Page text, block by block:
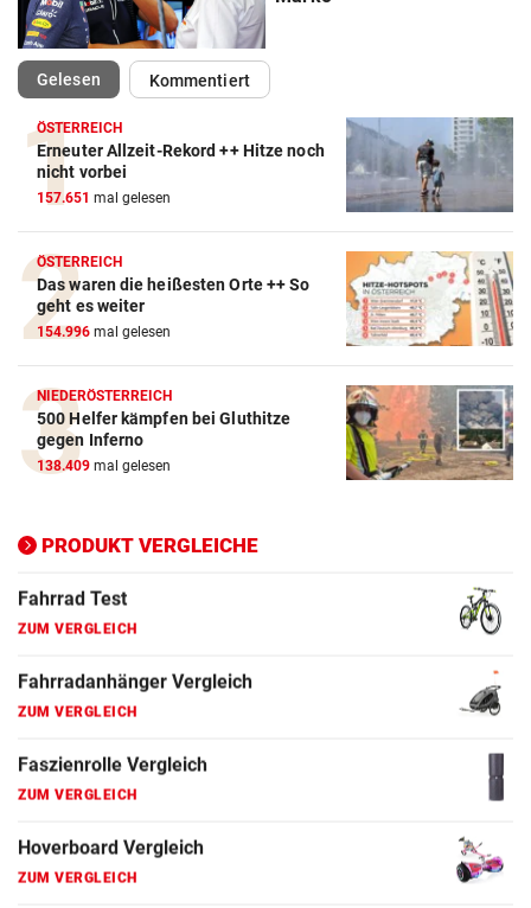
Gelesen(ausgewählt)Kommentiert
ÖSTERREICH
Erneuter Allzeit-Rekord ++ Hitze noch
nicht vorbei
157.651 mal gelesen
ÖSTERREICH
Das waren die heißesten Orte ++ So
geht es weiter
154.996 mal gelesen
NIEDERÖSTERREICH
500 Helfer kämpfen bei Gluthitze
gegen Inferno
138.409 mal gelesen
PRODUKT VERGLEICHE
Action-Cam Vergleich
ZUM VERGLEICH
Crosstrainer Vergleich
ZUM VERGLEICH
E-Bike Vergleich
ZUM VERGLEICH
Elektro-Scooter Vergleich
ZUM VERGLEICH
ZUM VERGLEICH
Fahrrad Test
Fahrradanhänger Vergleich
Faszienrolle Vergleich
Hoverboard Vergleich